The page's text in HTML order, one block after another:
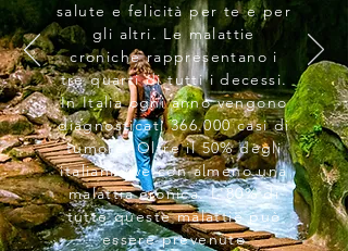
salute e felicità per te e per
gli altri. Le malattie
croniche rappresentano i
tre quarti di tutti i decessi.
In Italia ogni anno vengono
diagnosticati 366.000 casi di
tumore. Oltre il 50% degli
italiani vive con almeno una
malattia cronica. L'80% di
tutte queste malattie può
essere prevenuto